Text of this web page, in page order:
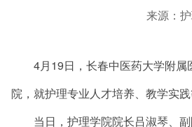
来源：
4月19日，长春中医药大学附
院，就护理专业人才培养、教学实
当日，护理学院院长吕淑琴、